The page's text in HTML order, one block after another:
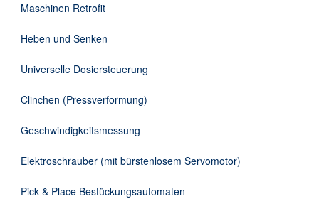
Maschinen Retrofit
Heben und Senken
Universelle Dosiersteuerung
Clinchen (Pressverformung)
Geschwindigkeitsmessung
Elektroschrauber (mit bürstenlosem Servomotor)
Pick & Place Bestückungsautomaten